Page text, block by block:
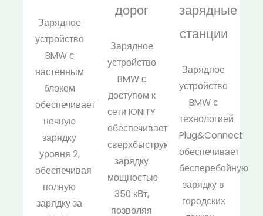
Зарядное
устройство
BMW с
настенным
блоком
обеспечивает
ночную
зарядку
уровня 2,
обеспечивая
полную
зарядку за
дорог
Зарядное
устройство
BMW с
доступом к
сети IONITY
обеспечивает
сверхбыструю
зарядку
мощностью
350 кВт,
позволяя
зарядные
станции
Зарядное
устройство
BMW с
технологией
Plug&Connect
обеспечивает
бесперебойную
зарядку в
городских